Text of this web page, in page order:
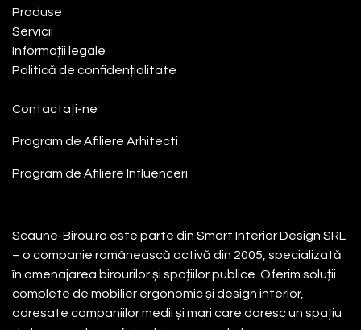
Produse
Servicii
Informații legale
Politică de confidențialitate
Contactați-ne
Program de Afiliere Arhitecti
Program de Afiliere Influenceri
Scaune-Birou.ro este parte din Smart Interior Design SRL
– o companie românească activă din 2005, specializată
în amenajarea birourilor și spațiilor publice. Oferim soluții
complete de mobilier ergonomic și design interior,
adresate companiilor medii și mari care doresc un spațiu